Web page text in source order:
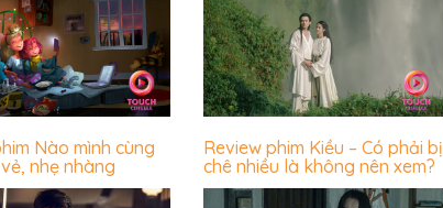
Nào mình cùng
nhẹ nhàng
Review phim Kiều – Có phải bị
chê nhiều là không nên xem?